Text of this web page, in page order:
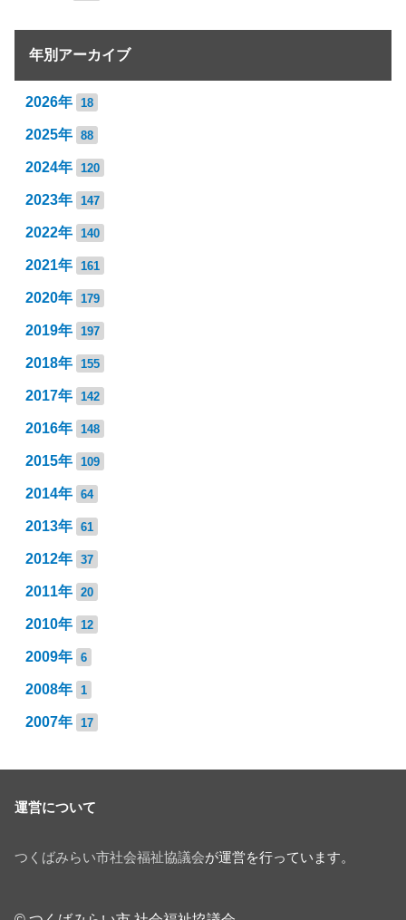
年別アーカイブ
2026年 18
2025年 88
2024年 120
2023年 147
2022年 140
2021年 161
2020年 179
2019年 197
2018年 155
2017年 142
2016年 148
2015年 109
2014年 64
2013年 61
2012年 37
2011年 20
2010年 12
2009年 6
2008年 1
2007年 17
運営について
つくばみらい市社会福祉協議会が運営を行っています。